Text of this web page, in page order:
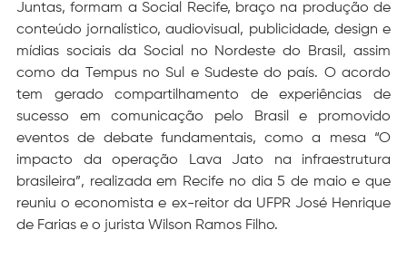
Juntas, formam a Social Recife, braço na produção de
conteúdo jornalístico, audiovisual, publicidade, design e
mídias sociais da Social no Nordeste do Brasil, assim
como da Tempus no Sul e Sudeste do país. O acordo
tem gerado compartilhamento de experiências de
sucesso em comunicação pelo Brasil e promovido
eventos de debate fundamentais, como a mesa “O
impacto da operação Lava Jato na infraestrutura
brasileira”, realizada em Recife no dia 5 de maio e que
reuniu o economista e ex-reitor da UFPR José Henrique
de Farias e o jurista Wilson Ramos Filho.